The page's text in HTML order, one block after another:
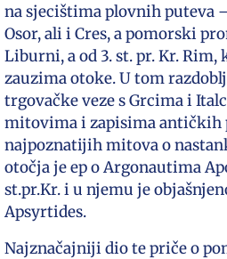
na sjecištima plovnih puteva
Osor, ali i Cres, a pomorski
Liburni, a od 3. st. pr. Kr.
zauzima otoke. U tom
trgovačke veze s Grcima i
mitovima i zapisima antičkih
najpoznatijih mitova o
otočja je ep o Argonautima
st.pr.Kr. i u njemu je
Apsyrtides.
Najznačajniji dio te priče o